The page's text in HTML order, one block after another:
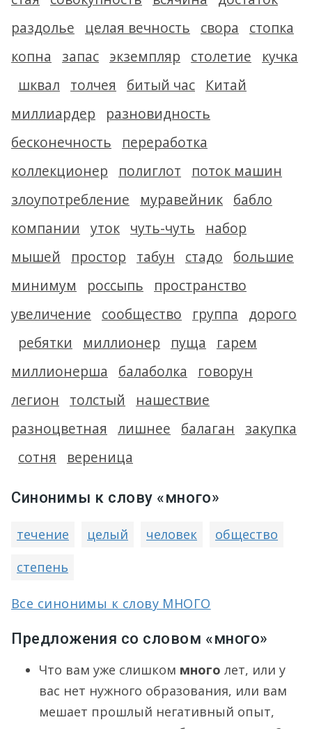
раздолье
целая вечность свора
стопка
копна
запас экземпляр столетие
кучка
шквал
толчея битый час
Китай
миллиардер
разновидность
бесконечность
переработка
коллекционер
полиглот
поток машин
злоупотребление
муравейник бабло
компании
уток чуть-чуть
набор
мышей
простор табун стадо
большие
минимум
россыпь
пространство
увеличение
сообщество группа
дорого
ребятки
миллионер пуща
гарем
миллионерша
балаболка
говорун
легион
толстый
нашествие
разноцветная
лишнее балаган
закупка
сотня
вереница
Синонимы к слову «много»
течение целый человек
общество
степень
Все синонимы к слову МНОГО
Предложения со словом «много»
Что вам уже слишком много лет, или у
вас нет нужного образования, или вам
мешает прошлый негативный опыт,